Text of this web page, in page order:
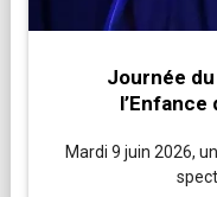
Journée
l’Enfance
Mardi 9 juin 2026,